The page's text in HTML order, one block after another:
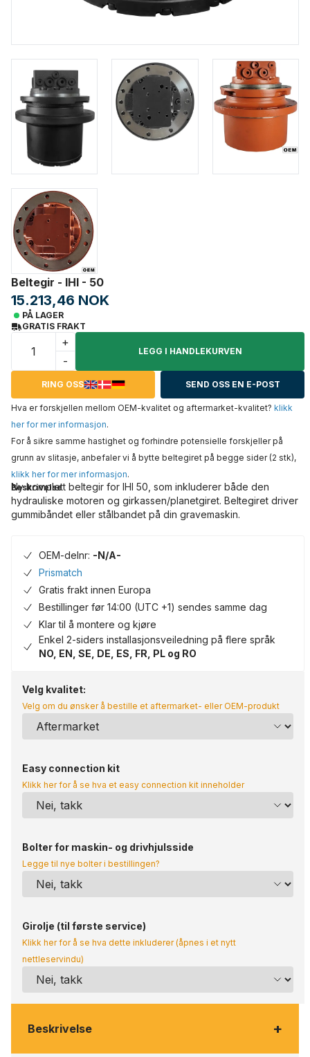
Beltegir - IHI - 50
15.213,46 NOK
PÅ LAGER
GRATIS FRAKT
+
-
LEGG I HANDLEKURVEN
RING OSS SEND OSS EN E-POST
Hva er forskjellen mellom OEM-kvalitet og aftermarket-kvalitet? klikk
her for mer informasjon.
For å sikre samme hastighet og forhindre potensielle forskjeller på
grunn av slitasje, anbefaler vi å bytte beltegiret på begge sider (2 stk),
klikk her for mer informasjon.
Beskrivelse
Ny komplett beltegir for IHI 50, som inkluderer både den
hydrauliske motoren og girkassen/planetgiret. Beltegiret driver
gummibåndet eller stålbandet på din gravemaskin.
OEM-delnr: -N/A-
Prismatch
Gratis frakt innen Europa
Bestillinger før 14:00 (UTC +1) sendes samme dag
Klar til å montere og kjøre
Enkel 2-siders installasjonsveiledning på flere språk
NO, EN, SE, DE, ES, FR, PL og RO
Velg kvalitet:
Velg om du ønsker å bestille et aftermarket- eller OEM-produkt
Easy connection kit
Klikk her for å se hva et easy connection kit inneholder
Bolter for maskin- og drivhjulsside
Legge til nye bolter i bestillingen?
Girolje (til første service)
Klikk her for å se hva dette inkluderer (åpnes i et nytt
nettleservindu)
Beskrivelse +